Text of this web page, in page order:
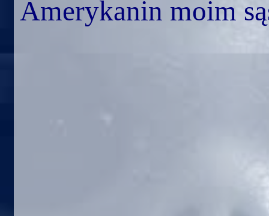
Amerykanin moim